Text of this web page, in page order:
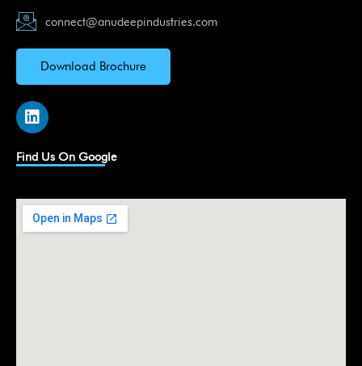
connect@anudeepindustries.com
Download Brochure
L
i
k
e
i
n
Find Us On Google